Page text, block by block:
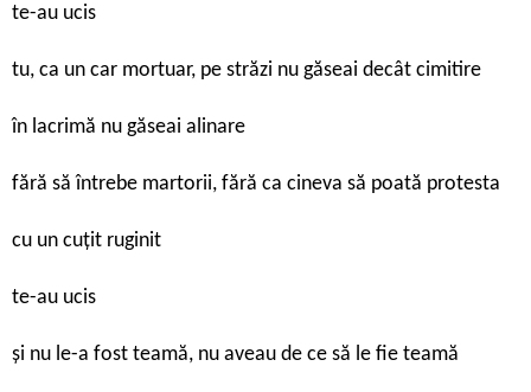
te-au ucis
tu, ca un car mortuar, pe străzi nu găseai decât cimitire
în lacrimă nu găseai alinare
fără să întrebe martorii, fără ca cineva să poată protesta
cu un cuțit ruginit
te-au ucis
și nu le-a fost teamă, nu aveau de ce să le fie teamă